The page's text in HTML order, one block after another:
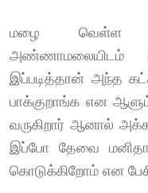
மழை வெள்ள
அண்ணாமலையிடம்
இப்படித்தான் அந்த
பாக்குறாங்க என
வருகிறார் ஆனால்
இப்போ தேவை
கொடுக்கிறோம் என